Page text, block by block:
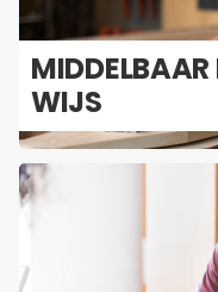
WIJS